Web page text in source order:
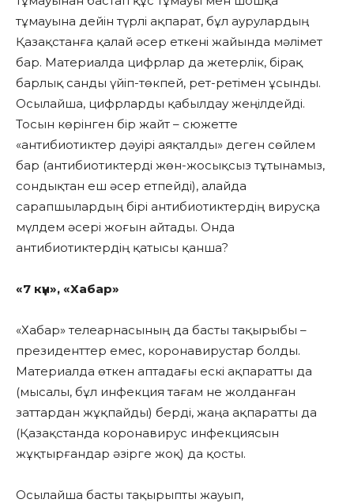
тұмауына дейін түрлі ақпарат, бұл аурулардың
Қазақстанға қалай әсер еткені жайында мәлімет
бар. Материалда цифрлар да жетерлік, бірақ
барлық санды үйіп-төкпей, рет-ретімен ұсынды.
Осылайша, цифрларды қабылдау жеңілдейді.
Тосын көрінген бір жайт – сюжетте
«антибиотиктер дәуірі аяқталды» деген сөйлем
бар (антибиотиктерді жөн-жосықсыз тұтынамыз,
сондықтан еш әсер етпейді), алайда
сарапшылардың бірі антибиотиктердің вирусқа
мүлдем әсері жоғын айтады. Онда
антибиотиктердің қатысы қанша?
«7 күн», «Хабар»
«Хабар» телеарнасының да басты тақырыбы –
президенттер емес, коронавирустар болды.
Материалда өткен аптадағы ескі ақпаратты да
(мысалы, бұл инфекция тағам не жолданған
заттардан жұқпайды) берді, жаңа ақпаратты да
(Қазақстанда коронавирус инфекциясын
жұқтырғандар әзірге жоқ) да қосты.
Осылайша басты тақырыпты жауып,